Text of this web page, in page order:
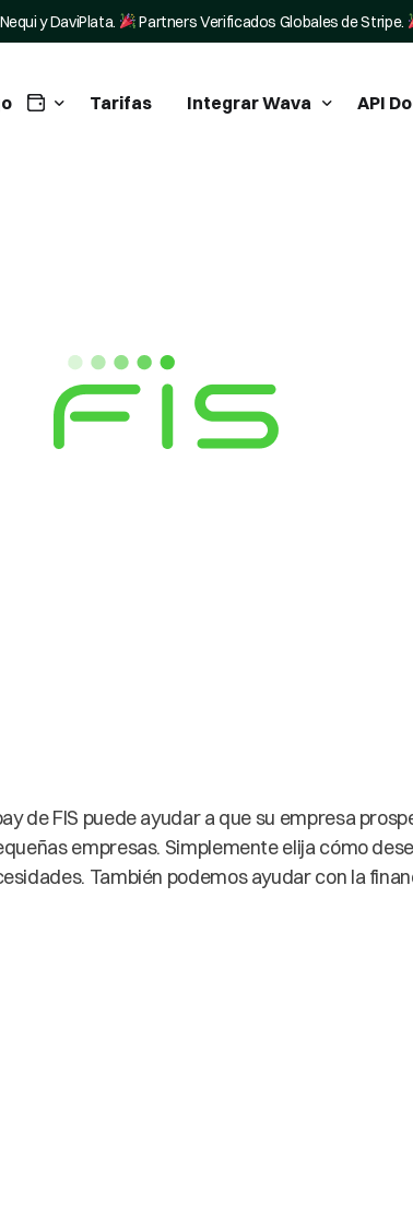
y DaviPlata. Partners Verificados Globales de Stripe.
Tarifas Integrar Wava API
de FIS puede ayudar a que su empresa
empresas. Simplemente elija cómo
También podemos ayudar con la